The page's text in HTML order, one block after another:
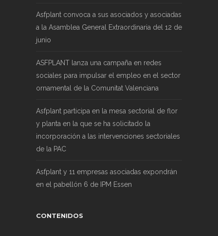
Asfplant convoca a sus asociados y asociadas
a la Asamblea General Extraordinaria del 12 de
junio
ASFPLANT lanza una campaña en redes
sociales para impulsar el empleo en el sector
ornamental de la Comunitat Valenciana
Asfplant participa en la mesa sectorial de flor
y planta en la que se ha solicitado la
incorporación a las intervenciones sectoriales
de la PAC
Asfplant y 11 empresas asociadas expondrán
en el pabellón 6 de IPM Essen
CONTENIDOS